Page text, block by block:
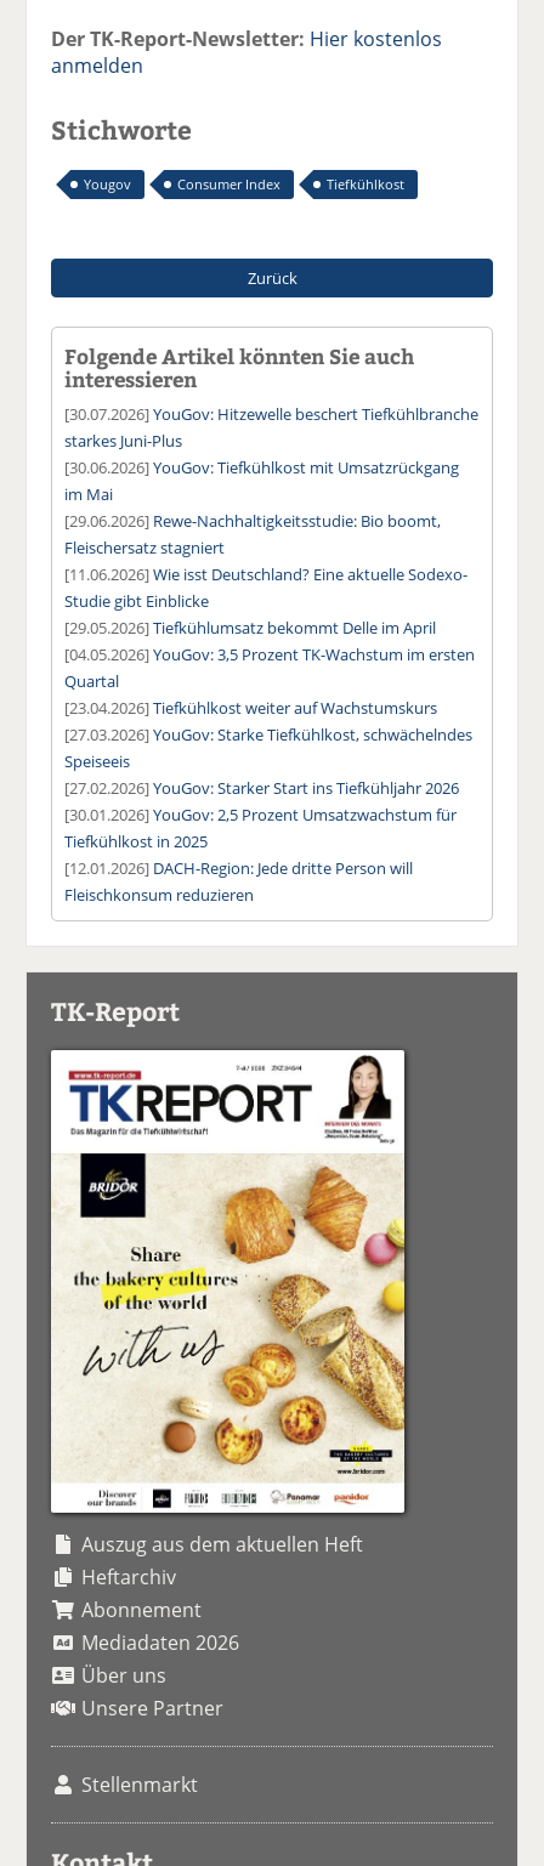
Der TK-Report-Newsletter: Hier kostenlos
anmelden
Stichworte
Yougov Consumer Index Tiefkühlkost
Zurück
Folgende Artikel könnten Sie auch
interessieren
[30.07.2026]YouGov: Hitzewelle beschert Tiefkühlbranche
starkes Juni-Plus
[30.06.2026]YouGov: Tiefkühlkost mit Umsatzrückgang
im Mai
[29.06.2026] Rewe-Nachhaltigkeitsstudie: Bio boomt,
Fleischersatz stagniert
[11.06.2026]Wie isst Deutschland? Eine aktuelle Sodexo-
Studie gibt Einblicke
[29.05.2026]Tiefkühlumsatz bekommt Delle im April
[04.05.2026]YouGov: 3,5 Prozent TK-Wachstum im ersten
Quartal
[23.04.2026]Tiefkühlkost weiter auf Wachstumskurs
[27.03.2026]YouGov: Starke Tiefkühlkost, schwächelndes
Speiseeis
[27.02.2026]YouGov: Starker Start ins Tiefkühljahr 2026
[30.01.2026]YouGov: 2,5 Prozent Umsatzwachstum für
Tiefkühlkost in 2025
[12.01.2026] DACH-Region: Jede dritte Person will
Fleischkonsum reduzieren
TK-Report
Auszug aus dem aktuellen Heft
Heftarchiv
Abonnement
Mediadaten 2026
Über uns
Unsere Partner
Stellenmarkt